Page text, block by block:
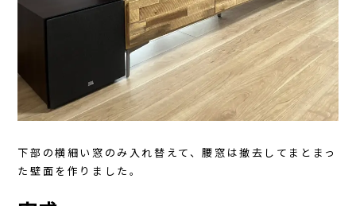
下部の横細い窓のみ入れ替えて、腰窓は撤去してまとまっ
た壁面を作りました。